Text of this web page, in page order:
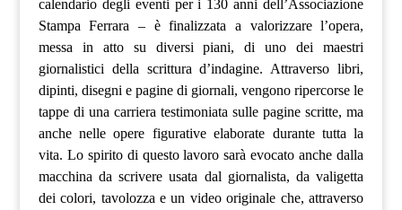
calendario degli eventi per i 130 anni dell’Associazione
Stampa Ferrara – è finalizzata a valorizzare l’opera,
messa in atto su diversi piani, di uno dei maestri
giornalistici della scrittura d’indagine. Attraverso libri,
dipinti, disegni e pagine di giornali, vengono ripercorse le
tappe di una carriera testimoniata sulle pagine scritte, ma
anche nelle opere figurative elaborate durante tutta la
vita. Lo spirito di questo lavoro sarà evocato anche dalla
macchina da scrivere usata dal giornalista, da valigetta
dei colori, tavolozza e un video originale che, attraverso